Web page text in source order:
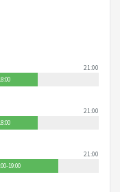
21:00
21:00
21:00
19:00